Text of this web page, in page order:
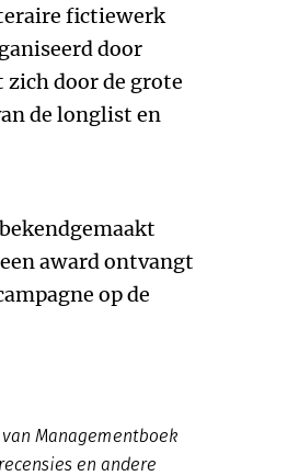
fictiewerk
door
door de grote
de longlist en
een award ontvangt
op de
Managementboek
en andere